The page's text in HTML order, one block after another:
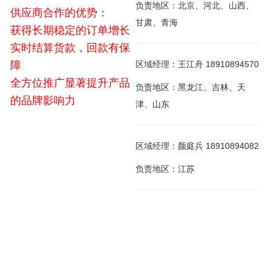
供应商合作的优势：
获得长期稳定的订单增长
实时结算货款，回款有保
障
全方位推广显著提升产品
的品牌影响力
负责地区：北京、河北、山西、
甘肃、青海
区域经理：王江舟 18910894570
负责地区：黑龙江、吉林、天
津、山东
区域经理：颜庭兵 18910894082
负责地区：江苏